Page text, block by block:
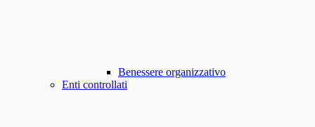
Benessere organizzativo
Enti controllati